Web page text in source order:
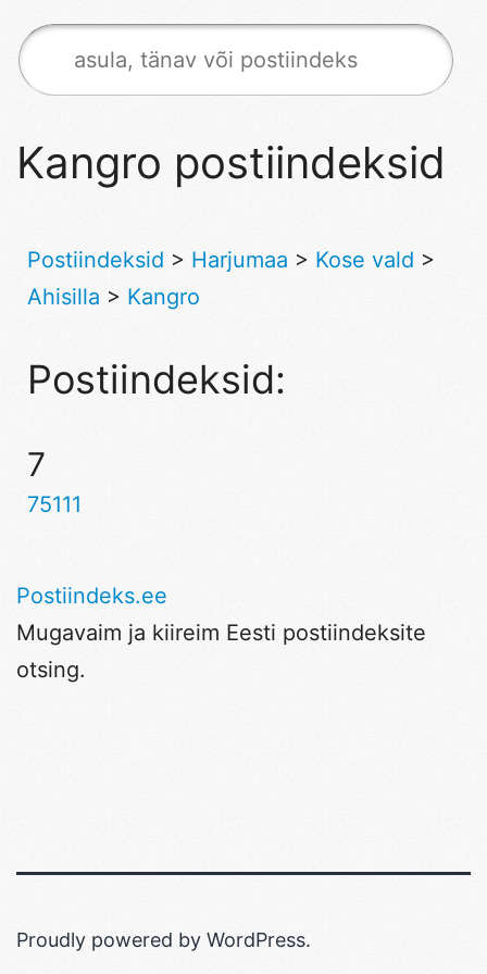
Kangro postiindeksid
Postiindeksid > Harjumaa > Kose vald >
Ahisilla > Kangro
Postiindeksid:
7
75111
Postiindeks.ee
Mugavaim ja kiireim Eesti postiindeksite
otsing.
Proudly powered by WordPress.